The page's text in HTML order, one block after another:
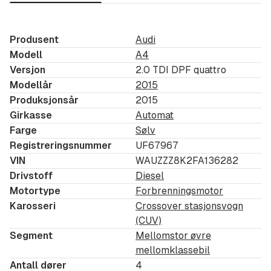
Registerreim skiftet 12.12.2025 ved 143 060 km
Siste service utført 12.08.2025 ved 141 151 km
Bilen er EU-godkjent frem til 02.07.2027
Ring en av våre selgere direkte på:
Selger:
Patrik Bäärnhielm
Tlf:41 39 33 17
Selger:
Produsent
Audi
Modell
A4
Versjon
2.0 TDI DPF quattro
Modellår
2015
Produksjonsår
2015
Girkasse
Automat
Farge
Sølv
Registreringsnummer
UF67967
VIN
WAUZZZ8K2FA136282
Drivstoff
Diesel
Motortype
Forbrenningsmotor
Karosseri
Crossover stasjonsvogn
(CUV)
Segment
Mellomstor øvre
mellomklassebil
Antall dører
4